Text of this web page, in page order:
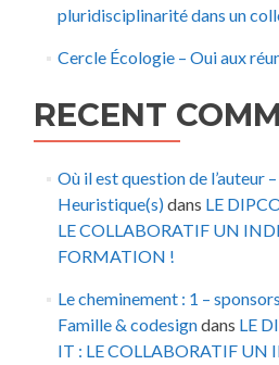
pluridisciplinarité dans un
Cercle Écologie – Oui aux
RECENT
Où il est question de l’auteur
Heuristique(s)dans LE
LE COLLABORATIF UN
FORMATION !
Le cheminement : 1 –
Famille & codesigndans LE
IT : LE COLLABORATIF UN